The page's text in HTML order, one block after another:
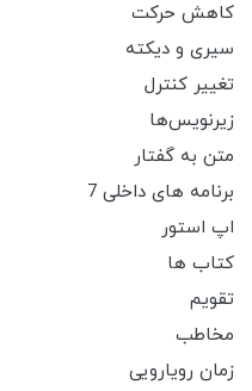
کاهش حرکت
سیری و دیکته
تغییر کنترل
زیرنویس‌ها
متن به گفتار
برنامه های داخلی 7
اپ استور
کتاب ها
تقویم
مخاطب
زمان رویارویی